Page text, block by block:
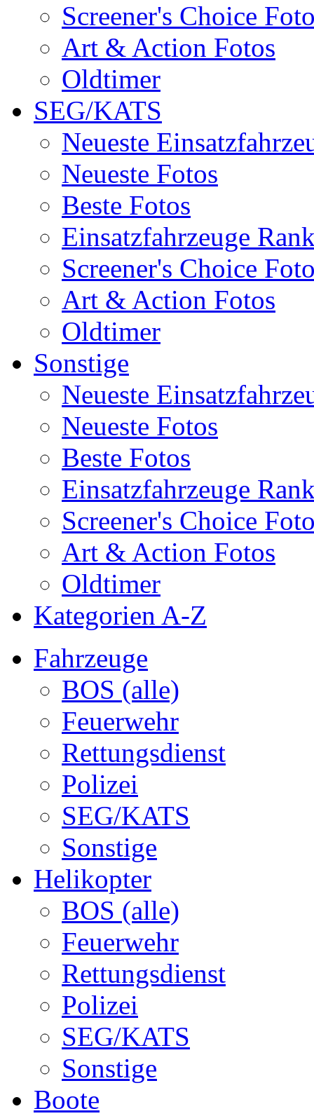
Screener's Choice
Art & Action Fotos
Oldtimer
SEG/KATS
Neueste
Neueste Fotos
Beste Fotos
Einsatzfahrzeuge
Screener's Choice
Art & Action Fotos
Oldtimer
Sonstige
Neueste
Neueste Fotos
Beste Fotos
Einsatzfahrzeuge
Screener's Choice
Art & Action Fotos
Oldtimer
Kategorien A-Z
Fahrzeuge
BOS (alle)
Feuerwehr
Rettungsdienst
Polizei
SEG/KATS
Sonstige
Helikopter
BOS (alle)
Feuerwehr
Rettungsdienst
Polizei
SEG/KATS
Sonstige
Boote